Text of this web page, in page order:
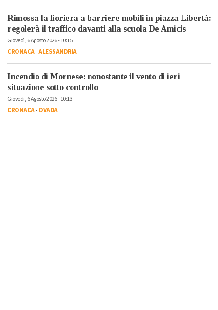
Rimossa la fioriera a barriere mobili in piazza Libertà:
regolerà il traffico davanti alla scuola De Amicis
Giovedì, 6 Agosto 2026 - 10:15
CRONACA-ALESSANDRIA
Incendio di Mornese: nonostante il vento di ieri
situazione sotto controllo
Giovedì, 6 Agosto 2026 - 10:13
CRONACA-OVADA